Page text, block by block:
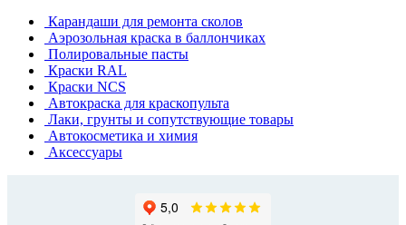
Карандаши для ремонта сколов
Аэрозольная краска в баллончиках
Полировальные пасты
Краски RAL
Краски NCS
Автокраска для краскопульта
Лаки, грунты и сопутствующие товары
Автокосметика и химия
Аксессуары